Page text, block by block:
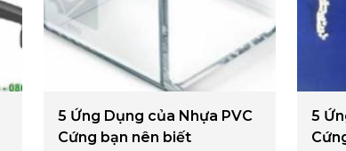
5 Ứng Dụng của Nhựa PVC
Cứng bạn nên biết
5